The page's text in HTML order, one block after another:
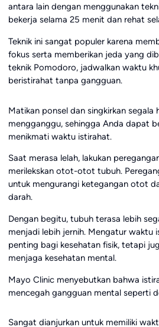
antara lain dengan menggunakan
bekerja selama 25 menit dan rehat
Teknik ini sangat populer karena
fokus serta memberikan jeda yang
teknik Pomodoro, jadwalkan waktu
beristirahat tanpa gangguan.
Matikan ponsel dan singkirkan segala
mengganggu, sehingga Anda dapat
menikmati waktu istirahat.
Saat merasa lelah, lakukan
merilekskan otot-otot tubuh.
untuk mengurangi ketegangan otot
darah.
Dengan begitu, tubuh terasa lebih
menjadi lebih jernih. Mengatur waktu
penting bagi kesehatan fisik, tetapi
menjaga kesehatan mental.
Mayo Clinic menyebutkan bahwa
mencegah gangguan mental seperti
Sangat dianjurkan untuk memiliki